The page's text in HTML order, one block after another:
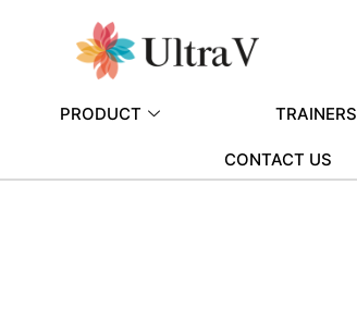
PRODUCT TRAINERS
CONTACT US